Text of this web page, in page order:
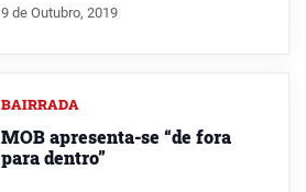
9 de Outubro, 2019
BAIRRADA
MOB apresenta-se “de fora
para dentro”